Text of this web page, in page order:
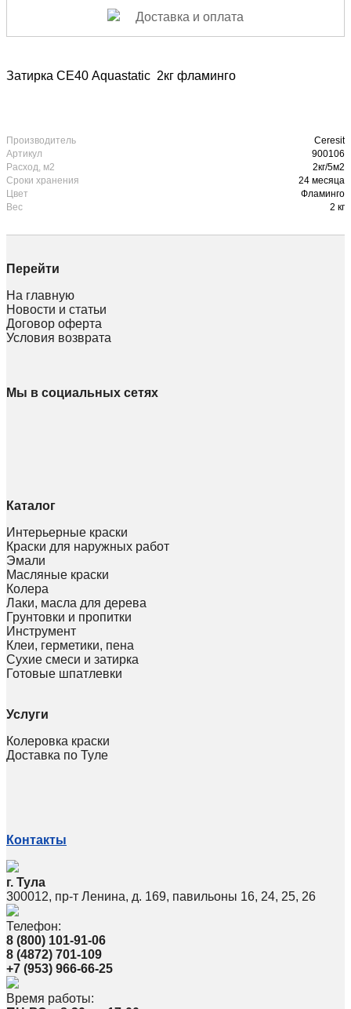
Доставка и оплата
Затирка СЕ40 Aquastatic 2кг фламинго
Производитель
Ceresit
Артикул
900106
Расход, м2
2кг/5м2
Сроки хранения
24 месяца
Цвет
Фламинго
Вес
2 кг
Перейти
На главную
Новости и статьи
Договор оферта
Условия возврата
Мы в социальных сетях
Каталог
Интерьерные краски
Краски для наружных работ
Эмали
Масляные краски
Колера
Лаки, масла для дерева
Грунтовки и пропитки
Инструмент
Клеи, герметики, пена
Сухие смеси и затирка
Готовые шпатлевки
Услуги
Колеровка краски
Доставка по Туле
Контакты
г. Тула
300012, пр-т Ленина, д. 169, павильоны 16, 24, 25, 26
Телефон:
8 (800) 101-91-06
8 (4872) 701-109
+7 (953) 966-66-25
Время работы: